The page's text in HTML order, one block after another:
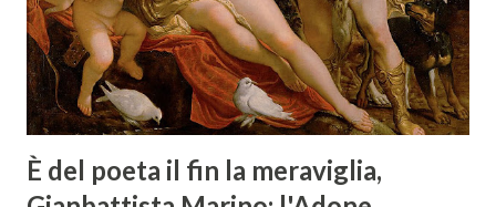
È del poeta il fin la meraviglia,